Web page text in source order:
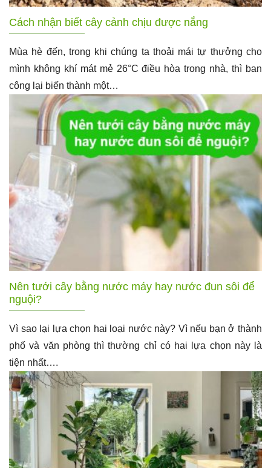
Cách nhận biết cây cảnh chịu được nắng
Mùa hè đến, trong khi chúng ta thoải mái tự thưởng cho
mình không khí mát mẻ 26°C điều hòa trong nhà, thì ban
công lại biến thành một…
Nên tưới cây bằng nước máy hay nước đun sôi để
nguội?
Vì sao lại lựa chọn hai loại nước này? Vì nếu bạn ở thành
phố và văn phòng thì thường chỉ có hai lựa chọn này là
tiện nhất….